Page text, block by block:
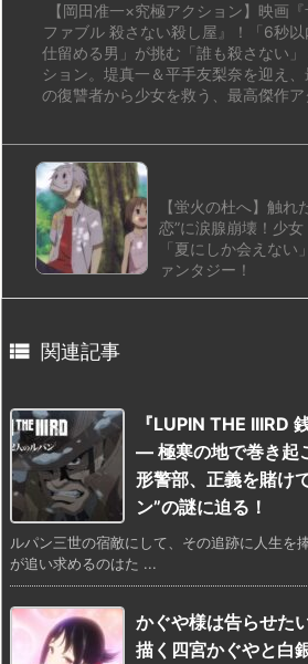
【岡田准一×究極アクション】映画『
ファブル 殺さない殺し屋』！「6秒以
仕留める男」が挑む「誰も殺さない」
ション。堤真一＆平手友梨奈を迎え、
の復讐者から少女を救う、最高傑作
【蛍火の杜へ】触れ
恋”に涙腺崩壊！少
「夏にしか会えない
ァンタジー！
 関連記事
『LUPIN THE IIIRD
— 極寒の地で巻き起
形警部、正義を賭け
ン”の謎に迫る！
ルパン三世の宿敵にして、その追跡に人生を
が追い求めるのはた ...
かぐや様は告らせた
描く四宮かぐやと白